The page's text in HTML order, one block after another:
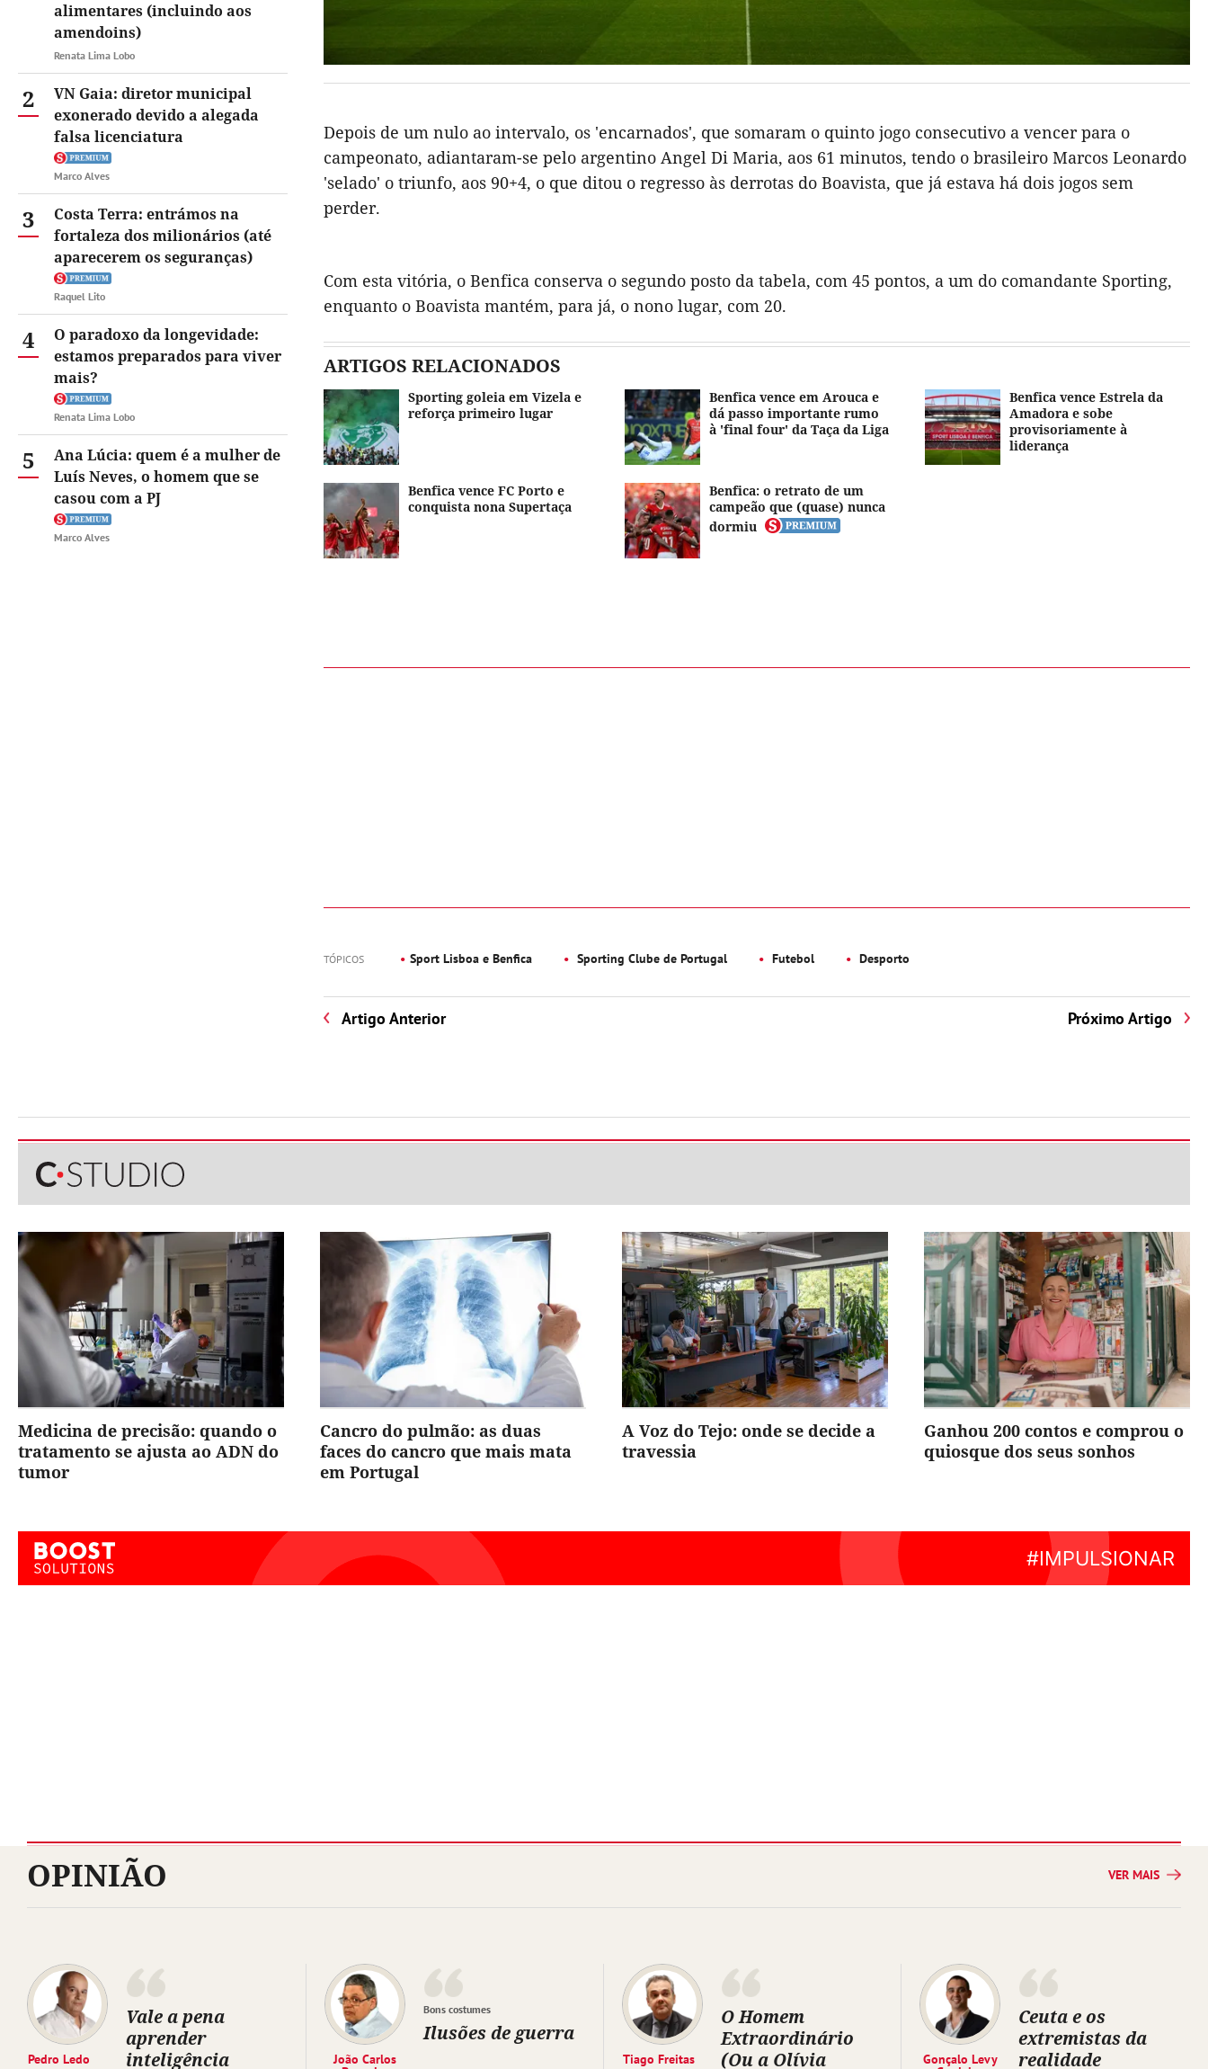
alimentares (incluindo aos
amendoins)
Renata Lima Lobo
2
VN Gaia: diretor municipal
exonerado devido a alegada
falsa licenciatura
Marco Alves
3
Costa Terra: entrámos na
fortaleza dos milionários (até
aparecerem os seguranças)
Raquel Lito
4
O paradoxo da longevidade:
estamos preparados para viver
mais?
Renata Lima Lobo
5
Ana Lúcia: quem é a mulher de
Luís Neves, o homem que se
casou com a PJ
Marco Alves
Depois de um nulo ao intervalo, os 'encarnados', que somaram o quinto jogo consecutivo a vencer para o
campeonato, adiantaram-se pelo argentino Angel Di Maria, aos 61 minutos, tendo o brasileiro Marcos Leonardo
'selado' o triunfo, aos 90+4, o que ditou o regresso às derrotas do Boavista, que já estava há dois jogos sem
perder.
Com esta vitória, o Benfica conserva o segundo posto da tabela, com 45 pontos, a um do comandante Sporting,
enquanto o Boavista mantém, para já, o nono lugar, com 20.
ARTIGOS RELACIONADOS
Sporting goleia em Vizela e
reforça primeiro lugar
Benfica vence em Arouca e
dá passo importante rumo
à 'final four' da Taça da Liga
Benfica vence Estrela da
Amadora e sobe
provisoriamente à
liderança
Benfica vence FC Porto e
conquista nona Supertaça
Benfica: o retrato de um
campeão que (quase) nunca
dormiu
TÓPICOS Sport Lisboa e Benfica Sporting Clube de Portugal Futebol Desporto
Artigo Anterior Próximo Artigo
Medicina de precisão: quando o
tratamento se ajusta ao ADN do
tumor
Cancro do pulmão: as duas
faces do cancro que mais mata
em Portugal
A Voz do Tejo: onde se decide a
travessia
Ganhou 200 contos e comprou o
quiosque dos seus sonhos
OPINIÃO VER MAIS
Pedro Ledo
Vale a pena
aprender
inteligência
João Carlos
Bons costumes
Ilusões de guerra
Tiago Freitas
O Homem
Extraordinário
(Ou a Olívia
Gonçalo Levy
Ceuta e os
extremistas da
realidade